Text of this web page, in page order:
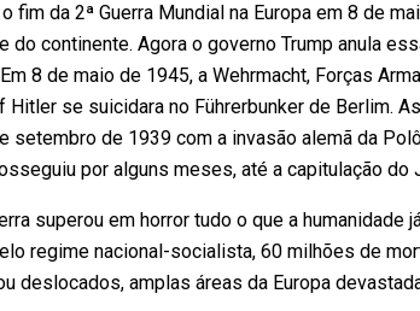
fim da 2ª Guerra Mundial na Europa em 8 de
do continente. Agora o governo Trump anula
8 de maio de 1945, a Wehrmacht, Forças
Hitler se suicidara no Führerbunker de Berlim.
setembro de 1939 com a invasão alemã da
por alguns meses, até a capitulação do
superou em horror tudo o que a humanidade
regime nacional-socialista, 60 milhões de
deslocados, amplas áreas da Europa